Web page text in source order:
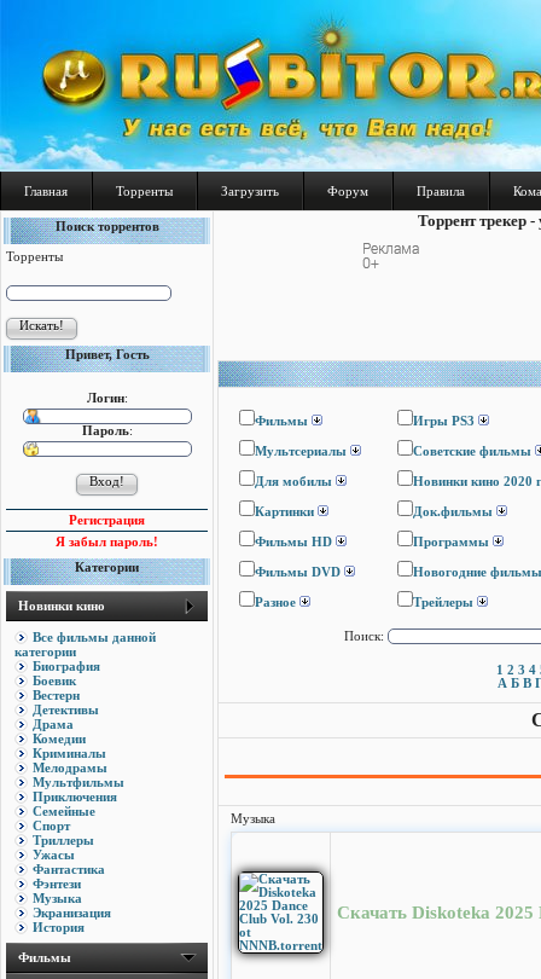
Главная Торренты Загрузить Форум Правила
Поиск торрентов
Торренты
Привет, Гость
Логин:
Пароль:
Регистрация
Я забыл пароль!
Категории
Новинки кино
Все фильмы данной
категории
Биография
Боевик
Вестерн
Детективы
Драма
Комедии
Криминалы
Мелодрамы
Мультфильмы
Приключения
Семейные
Спорт
Триллеры
Ужасы
Фантастика
Фэнтези
Музыка
Экранизация
История
Фильмы
Торрент трекер
Фильмы Игры PS3
Мультсериалы Cоветские фильмы
Для мобилы Новинки кино 2020
Картинки Док.фильмы
Фильмы HD Программы
Фильмы DVD Новогодние фильмы
Разное Трейлеры
Поиск:
1 2 3 4
А Б В
Музыка
Скачать Diskoteka